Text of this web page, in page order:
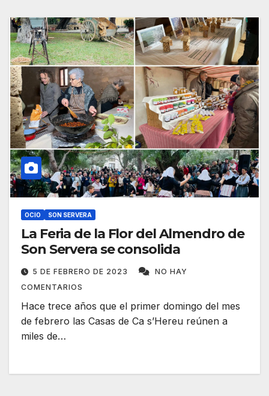
OCIO SON SERVERA
La Feria de la Flor del Almendro de
Son Servera se consolida
5 DE FEBRERO DE 2023
NO HAY
COMENTARIOS
Hace trece años que el primer domingo del mes
de febrero las Casas de Ca s’Hereu reúnen a
miles de…